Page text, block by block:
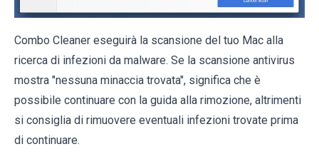
Combo Cleaner eseguirà la scansione del tuo Mac alla
ricerca di infezioni da malware. Se la scansione antivirus
mostra "nessuna minaccia trovata", significa che è
possibile continuare con la guida alla rimozione, altrimenti
si consiglia di rimuovere eventuali infezioni trovate prima
di continuare.